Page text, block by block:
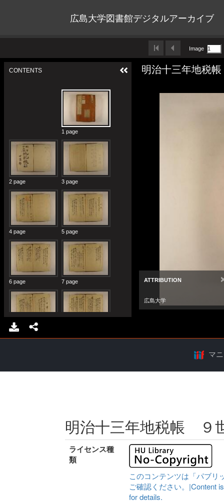
広島大学図書館デジタルアーカイブ
マ
明治十三年地税帳 ９
ライセンス種
類
このコンテンツは「パブリ
ご確認ください。|Content
for details.